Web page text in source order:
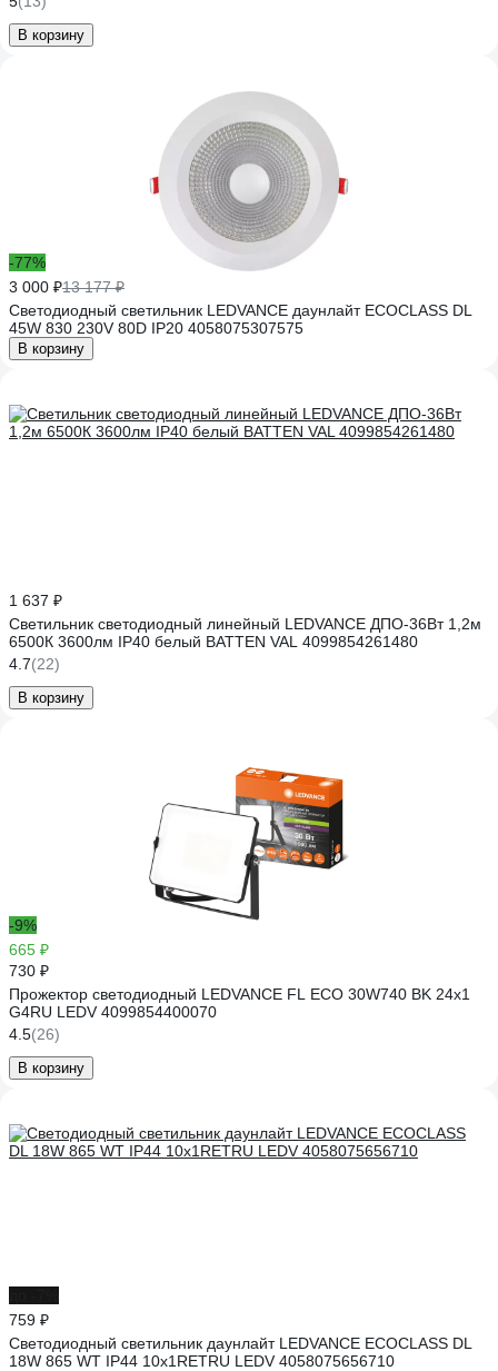
В корзину
-77%
3 000 ₽13 177 ₽
Светодиодный светильник LEDVANCE даунлайт ECOCLASS DL
45W 830 230V 80D IP20 4058075307575
В корзину
1 637 ₽
Светильник светодиодный линейный LEDVANCE ДПО-36Вт 1,2м
6500К 3600лм IP40 белый BATTEN VAL 4099854261480
4.7(22)
В корзину
-9%
665 ₽
730 ₽
Прожектор светодиодный LEDVANCE FL ECO 30W740 BK 24x1
G4RU LEDV 4099854400070
4.5(26)
В корзину
759 ₽
Светодиодный светильник даунлайт LEDVANCE ECOCLASS DL
18W 865 WT IP44 10x1RETRU LEDV 4058075656710